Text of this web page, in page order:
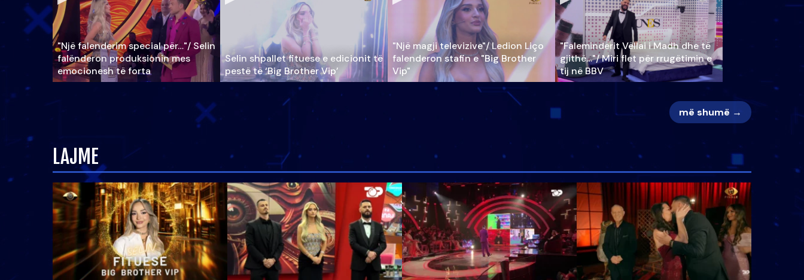
"Një falenderim special për…"/ Selin
falënderon produksionin mes
emocionesh të forta
Selin shpallet fituese e edicionit të
pestë të ‘Big Brother Vip’
"Një magji televizive"/ Ledion Liço
falenderon stafin e "Big Brother
Vip"
"Faleminderit Vëllai i Madh dhe të
gjithë…"/ Miri flet për rrugëtimin e
tij në BBV
më shumë →
LAJME